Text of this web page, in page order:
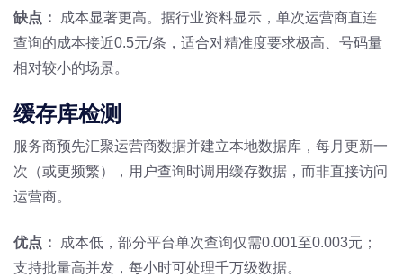
缺点：
成本显著更高。据行业资料显示，单次运营商直连
查询的成本接近0.5元/条，适合对精准度要求极高、号码量
相对较小的场景。
缓存库检测
服务商预先汇聚运营商数据并建立本地数据库，每月更新一
次（或更频繁），用户查询时调用缓存数据，而非直接访问
运营商。
优点：
成本低，部分平台单次查询仅需0.001至0.003元；
支持批量高并发，每小时可处理千万级数据。